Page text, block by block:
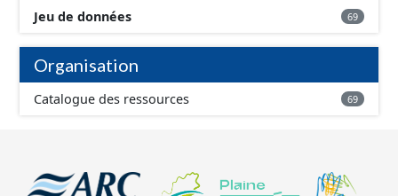
Jeu de données 69
Organisation
Catalogue des ressources 69